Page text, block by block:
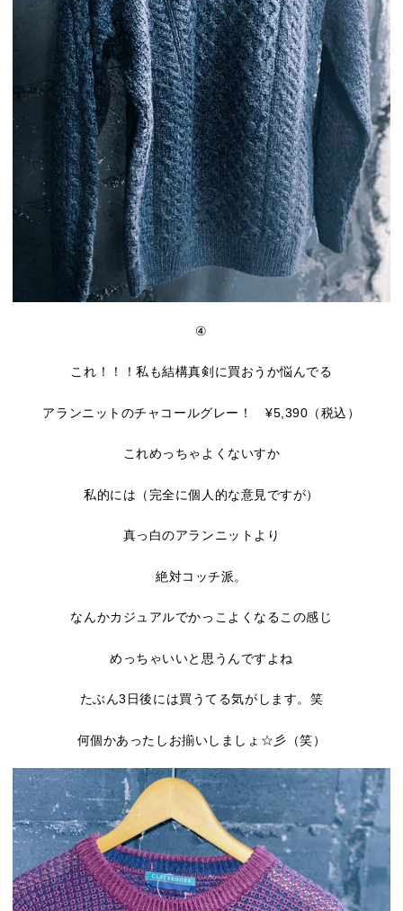
④
これ！！！私も結構真剣に買おうか悩んでる
アランニットのチャコールグレー！ ¥5,390（税込）
これめっちゃよくないすか
私的には（完全に個人的な意見ですが）
真っ白のアランニットより
絶対コッチ派。
なんかカジュアルでかっこよくなるこの感じ
めっちゃいいと思うんですよね
たぶん3日後には買うてる気がします。笑
何個かあったしお揃いしましょ☆彡（笑）